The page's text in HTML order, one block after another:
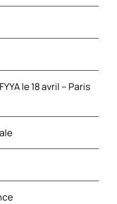
le 18 avril – Paris